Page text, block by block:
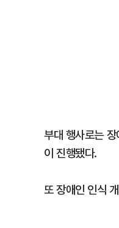
부대 행사로는
이 진행됐다.
또 장애인 인식